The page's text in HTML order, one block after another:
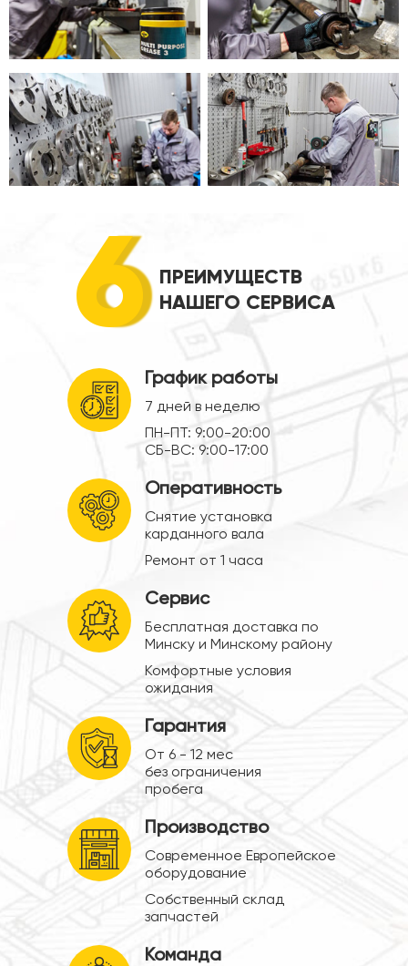
6
ПРЕИМУЩЕСТВ
НАШЕГО СЕРВИСА
График работы
7 дней в неделю
ПН-ПТ: 9:00-20:00
СБ-ВС: 9:00-17:00
Оперативность
Снятие установка
карданного вала
Ремонт от 1 часа
Сервис
Бесплатная доставка по
Минску и Минскому району
Комфортные условия
ожидания
Гарантия
От 6 - 12 мес
без ограничения
пробега
Производство
Современное Европейское
оборудование
Собственный склад
запчастей
Команда